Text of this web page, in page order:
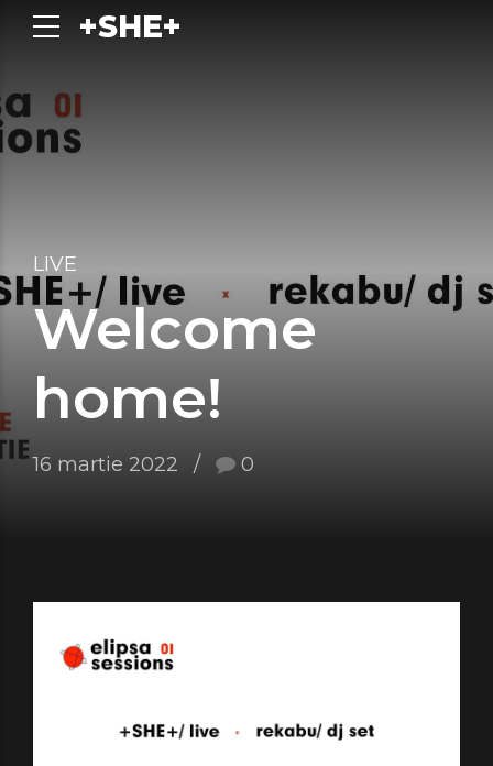
+SHE+
LIVE
Welcome
home!
16 martie 2022 0